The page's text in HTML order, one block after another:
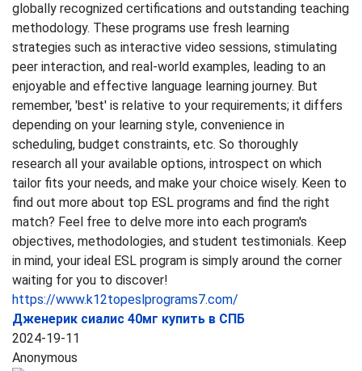
globally recognized certifications and outstanding teaching
methodology. These programs use fresh learning
strategies such as interactive video sessions, stimulating
peer interaction, and real-world examples, leading to an
enjoyable and effective language learning journey. But
remember, 'best' is relative to your requirements; it differs
depending on your learning style, convenience in
scheduling, budget constraints, etc. So thoroughly
research all your available options, introspect on which
tailor fits your needs, and make your choice wisely. Keen to
find out more about top ESL programs and find the right
match? Feel free to delve more into each program's
objectives, methodologies, and student testimonials. Keep
in mind, your ideal ESL program is simply around the corner
waiting for you to discover!
https://www.k12topeslprograms7.com/
Дженерик сиалис 40мг купить в СПБ
2024-19-11
Anonymous